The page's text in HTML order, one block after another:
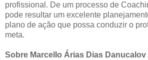
profissional. De um processo de
pode resultar um excelente
plano de ação que possa conduzir o
meta.
Sobre Marcello Árias Dias Danucalov